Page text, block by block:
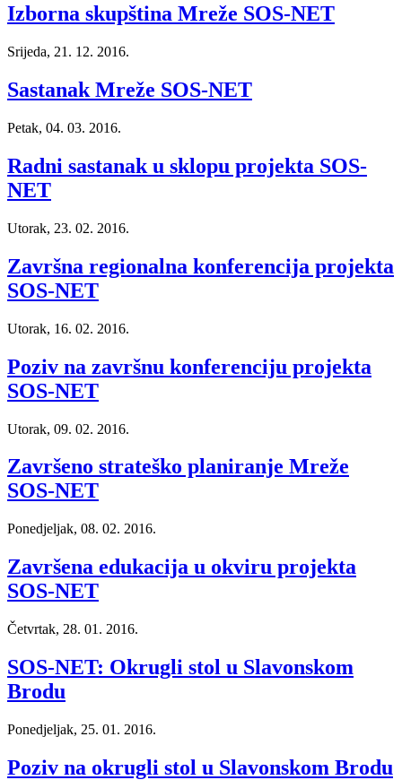
Izborna skupština Mreže SOS-NET
Srijeda, 21. 12. 2016.
Sastanak Mreže SOS-NET
Petak, 04. 03. 2016.
Radni sastanak u sklopu projekta SOS-
NET
Utorak, 23. 02. 2016.
Završna regionalna konferencija projekta
SOS-NET
Utorak, 16. 02. 2016.
Poziv na završnu konferenciju projekta
SOS-NET
Utorak, 09. 02. 2016.
Završeno strateško planiranje Mreže
SOS-NET
Ponedjeljak, 08. 02. 2016.
Završena edukacija u okviru projekta
SOS-NET
Četvrtak, 28. 01. 2016.
SOS-NET: Okrugli stol u Slavonskom
Brodu
Ponedjeljak, 25. 01. 2016.
Poziv na okrugli stol u Slavonskom Brodu